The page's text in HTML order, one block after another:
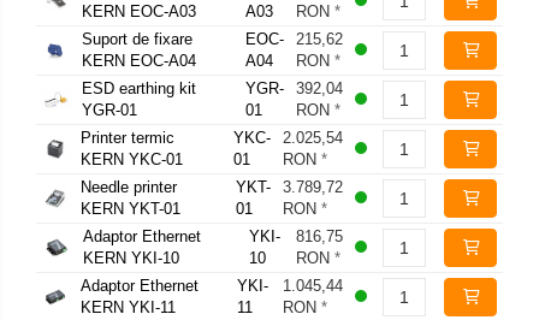
KERN EOC-A03
A03
RON *
Suport de fixare
KERN EOC-A04
EOC-
A04
215,62
RON *
ESD earthing kit
YGR-01
YGR-
01
392,04
RON *
Printer termic
KERN YKC-01
YKC-
01
2.025,54
RON *
Needle printer
KERN YKT-01
YKT-
01
3.789,72
RON *
Adaptor Ethernet
KERN YKI-10
YKI-
10
816,75
RON*
Adaptor Ethernet
KERN YKI-11
YKI-
11
1.045,44
RON *